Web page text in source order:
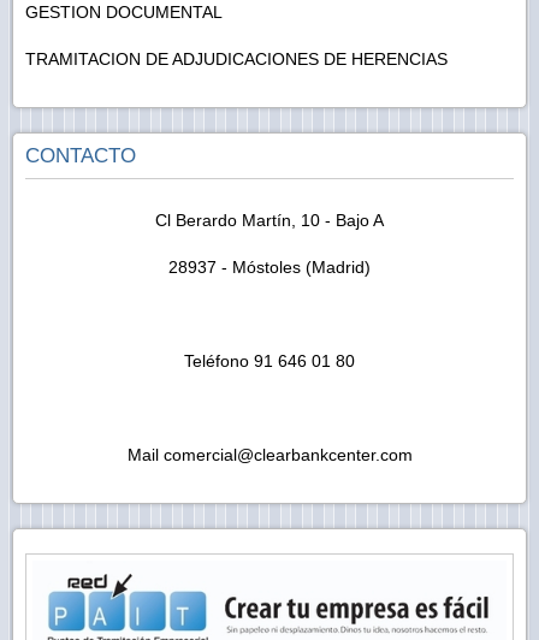
GESTION DOCUMENTAL
TRAMITACION DE ADJUDICACIONES DE HERENCIAS
CONTACTO
Cl Berardo Martín, 10 - Bajo A
28937 - Móstoles (Madrid)
Teléfono 91 646 01 80
Mail comercial@clearbankcenter.com